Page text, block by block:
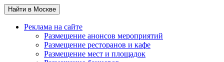
Найти в Москве
Реклама на сайте
Размещение анонсов мероприятий
Размещение ресторанов и кафе
Размещение мест и площадок